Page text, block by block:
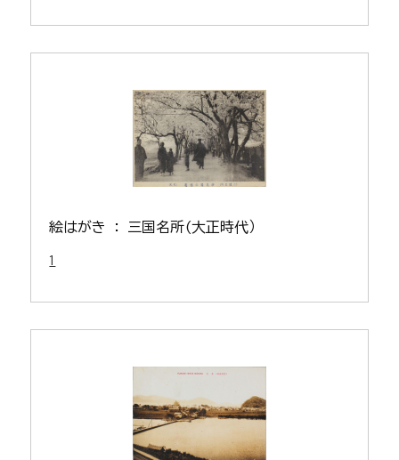
絵はがき : 三国名所(大正時代）
1